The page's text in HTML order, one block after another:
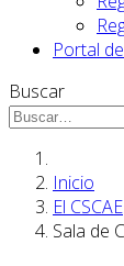
Portal
Buscar
Inicio
El CSCAE
Sala de